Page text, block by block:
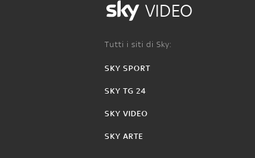
VIDEO
Tutti i siti di Sky:
SKY SPORT
SKY TG 24
SKY VIDEO
SKY ARTE